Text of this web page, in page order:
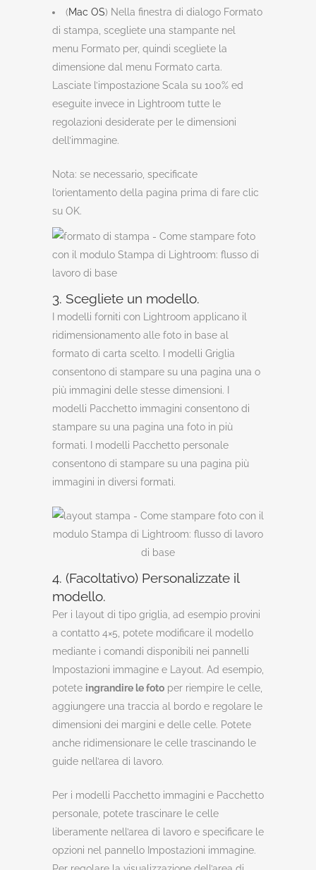
(Mac OS) Nella finestra di dialogo Formato
di stampa, scegliete una stampante nel
menu Formato per, quindi scegliete la
dimensione dal menu Formato carta.
Lasciate l’impostazione Scala su 100% ed
eseguite invece in Lightroom tutte le
regolazioni desiderate per le dimensioni
dell’immagine.
Nota: se necessario, specificate
l’orientamento della pagina prima di fare clic
su OK.
3. Scegliete un modello.
I modelli forniti con Lightroom applicano il
ridimensionamento alle foto in base al
formato di carta scelto. I modelli Griglia
consentono di stampare su una pagina una o
più immagini delle stesse dimensioni. I
modelli Pacchetto immagini consentono di
stampare su una pagina una foto in più
formati. I modelli Pacchetto personale
consentono di stampare su una pagina più
immagini in diversi formati.
4. (Facoltativo) Personalizzate il
modello.
Per i layout di tipo griglia, ad esempio provini
a contatto 4×5, potete modificare il modello
mediante i comandi disponibili nei pannelli
Impostazioni immagine e Layout. Ad esempio,
potete ingrandire le foto per riempire le celle,
aggiungere una traccia al bordo e regolare le
dimensioni dei margini e delle celle. Potete
anche ridimensionare le celle trascinando le
guide nell’area di lavoro.
Per i modelli Pacchetto immagini e Pacchetto
personale, potete trascinare le celle
liberamente nell’area di lavoro e specificare le
opzioni nel pannello Impostazioni immagine.